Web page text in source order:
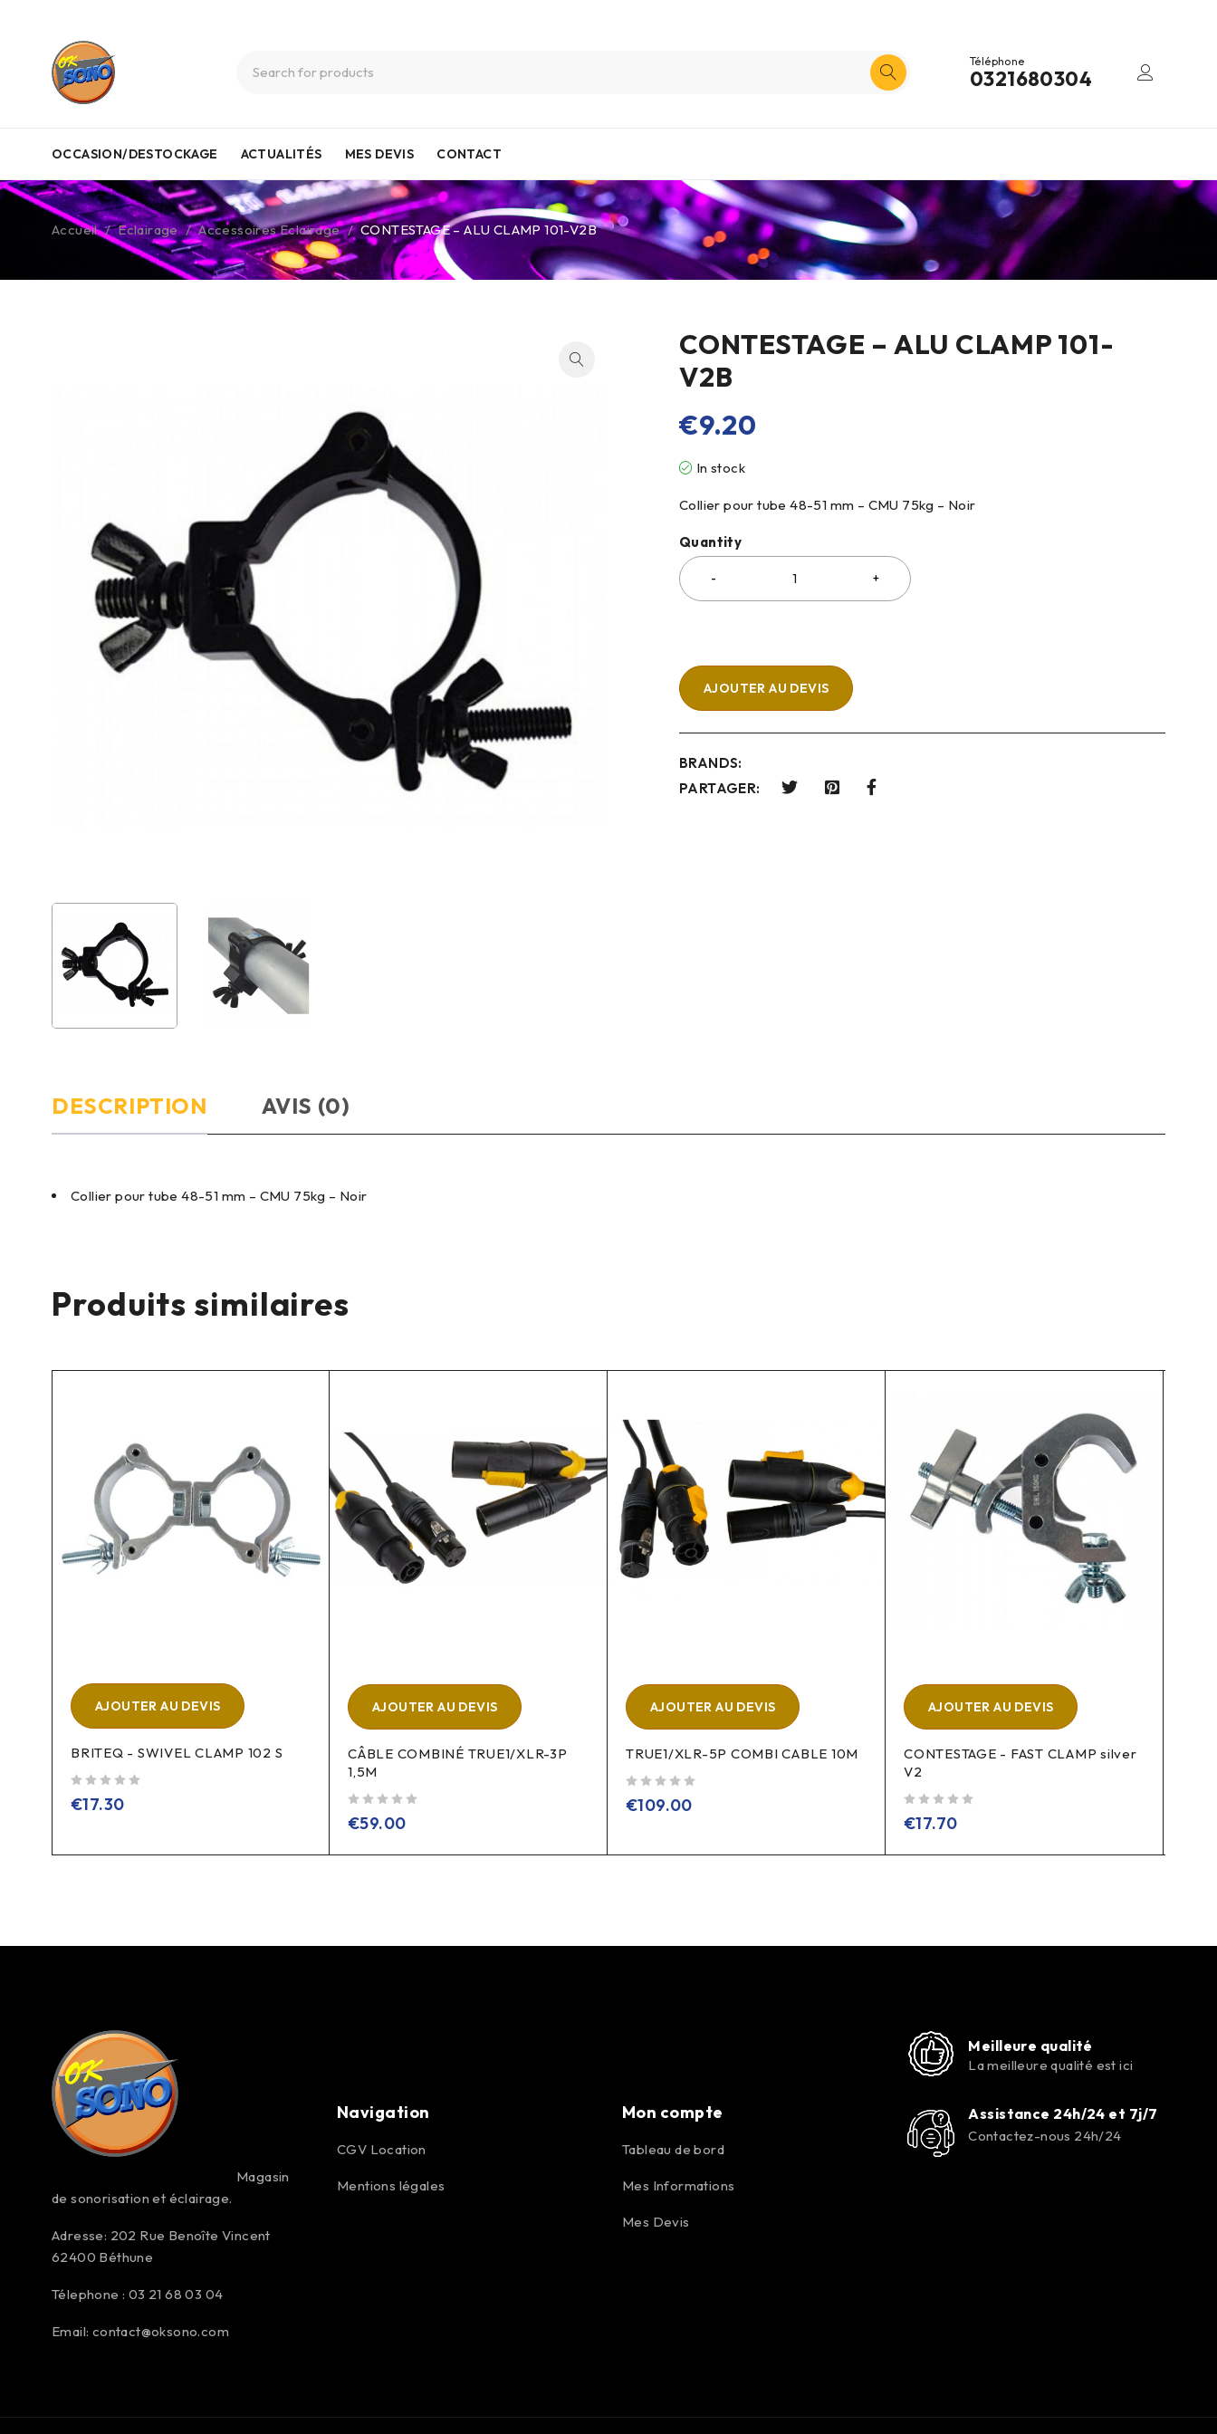
Téléphone
0321680304
OCCASION/DESTOCKAGE ACTUALITÉS MES DEVIS CONTACT
Accueil / Eclairage / Accessoires Eclairage / CONTESTAGE – ALU CLAMP 101-V2B
CONTESTAGE – ALU CLAMP 101-
V2B
€9.20
In stock
Collier pour tube 48-51 mm – CMU 75kg – Noir
Quantity
AJOUTER AU DEVIS
BRANDS:
PARTAGER:
DESCRIPTION AVIS (0)
Collier pour tube 48-51 mm – CMU 75kg – Noir
Produits similaires
AJOUTER AU DEVIS
BRITEQ - SWIVEL CLAMP 102 S
€17.30
AJOUTER AU DEVIS
CÂBLE COMBINÉ TRUE1/XLR-3P
1,5M
€59.00
AJOUTER AU DEVIS
TRUE1/XLR-5P COMBI CABLE 10M
€109.00
AJOUTER AU DEVIS
CONTESTAGE - FAST CLAMP silver
V2
€17.70
Magasin
de sonorisation et éclairage.
Adresse: 202 Rue Benoîte Vincent
62400 Béthune
Télephone : 03 21 68 03 04
Email: contact@oksono.com
Navigation
CGV Location
Mentions légales
Mon compte
Tableau de bord
Mes Informations
Mes Devis
Meilleure qualité
La meilleure qualité est ici
Assistance 24h/24 et 7j/7
Contactez-nous 24h/24